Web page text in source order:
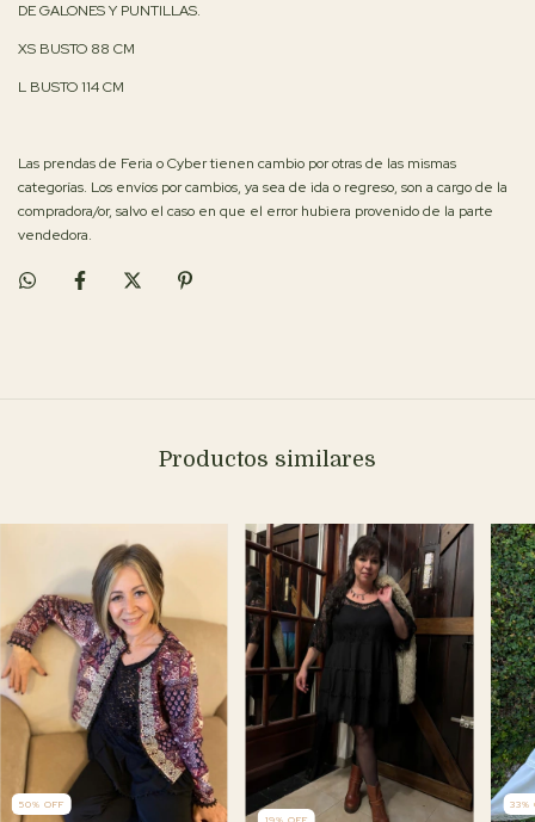
DE GALONES Y PUNTILLAS.
XS BUSTO 88 CM
L BUSTO 114 CM
Las prendas de Feria o Cyber tienen cambio por otras de las mismas
categorías. Los envíos por cambios, ya sea de ida o regreso, son a cargo de la
compradora/or, salvo el caso en que el error hubiera provenido de la parte
vendedora.
Productos similares
50% OFF
19% OFF
33%